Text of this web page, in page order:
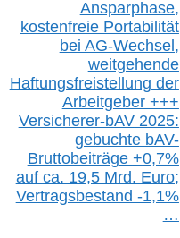
Ansparphase,
kostenfreie Portabilität
bei AG-Wechsel,
weitgehende
Haftungsfreistellung der
Arbeitgeber +++
Versicherer-bAV2025:
gebuchte bAV-
Bruttobeiträge +0,7%
auf ca. 19,5 Mrd. Euro;
Vertragsbestand -1,1%
…